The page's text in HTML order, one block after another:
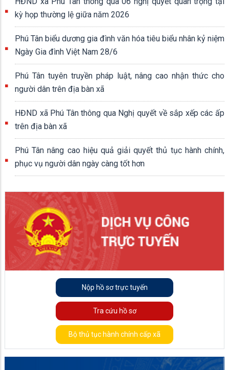
kỳ họp thường lệ giữa năm 2026
Phú Tân biểu dương gia đình văn hóa tiêu biểu nhân kỷ niệm
Ngày Gia đình Việt Nam 28/6
Phú Tân tuyên truyền pháp luật, nâng cao nhận thức cho
người dân trên địa bàn xã
HĐND xã Phú Tân thông qua Nghị quyết về sắp xếp các ấp
trên địa bàn xã
Phú Tân nâng cao hiệu quả giải quyết thủ tục hành chính,
phục vụ người dân ngày càng tốt hơn
Nộp hồ sơ trực tuyến
Tra cứu hồ sơ
Bộ thủ tục hành chính cấp xã